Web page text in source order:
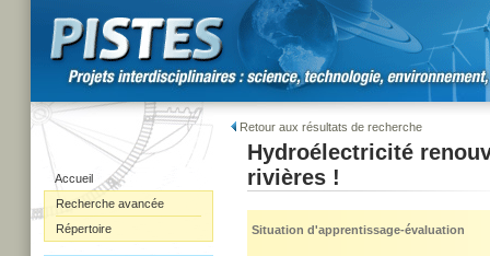
Accueil
Recherche avancée
Répertoire
Retour aux résultats de recherche
Hydroélectricité
rivières !
Situation d'apprentissage-évaluation